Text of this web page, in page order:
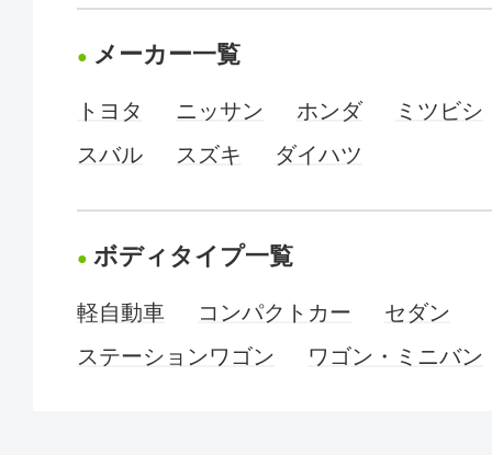
メーカー一覧
トヨタ ニッサン ホンダ
ミツビシ
スバル
スズキ ダイハツ
ボディタイプ一覧
軽自動車 コンパクトカー
セダン
ステーションワゴン
ワゴン・ミニバン